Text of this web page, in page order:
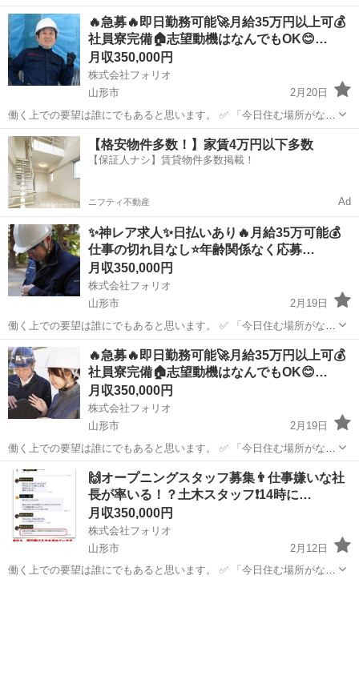
い、即入寮したい」 ✅ 「手持ちがピンチ、明日日払いが欲しい」 ✅
「経験ないけど、とにかく稼ぎたい」 私たちにご相談いただければ、
そんなあ...
山形 山形市 土木 レア
🔥急募🔥即日勤務可能🚀月給35万円以上可💰
社員寮完備🏠志望動機はなんでもOK😊…
月収350,000円
株式会社フォリオ
山形市
2月20日
働く上での要望は誰にでもあると思います。 ✅ 「今日住む場所がな
い、即入寮したい」 ✅ 「手持ちがピンチ、明日日払いが欲しい」 ✅
「経験ないけど、とにかく稼ぎたい」 私たちにご相談いただければ、
そんなあ...
山形 山形市 土木 社員
【格安物件多数！】家賃4万円以下多数
【保証人ナシ】賃貸物件多数掲載！
ニフティ不動産 Ad
✨神レア求人✨日払いあり🔥月給35万可能💰
仕事の切れ目なし⭐️年齢関係なく応募…
月収350,000円
株式会社フォリオ
山形市
2月19日
働く上での要望は誰にでもあると思います。 ✅ 「今日住む場所がな
い、即入寮したい」 ✅ 「手持ちがピンチ、明日日払いが欲しい」 ✅
「経験ないけど、とにかく稼ぎたい」 私たちにご相談いただければ、
そんなあ...
山形 土木
🔥急募🔥即日勤務可能🚀月給35万円以上可💰
社員寮完備🏠志望動機はなんでもOK😊…
月収350,000円
株式会社フォリオ
山形市
2月19日
働く上での要望は誰にでもあると思います。 ✅ 「今日住む場所がな
い、即入寮したい」 ✅ 「手持ちがピンチ、明日日払いが欲しい」 ✅
「経験ないけど、とにかく稼ぎたい」 私たちにご相談いただければ、
そんなあ...
山形 山形市 社員
🙌オープニングスタッフ募集👨仕事嫌いな社
長が率いる！？土木スタッフ❗️14時に…
月収350,000円
株式会社フォリオ
山形市
2月12日
働く上での要望は誰にでもあると思います。 ✅ 「今日住む場所がな